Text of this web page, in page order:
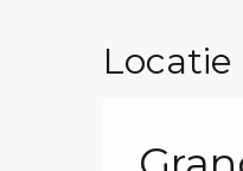
Locatie